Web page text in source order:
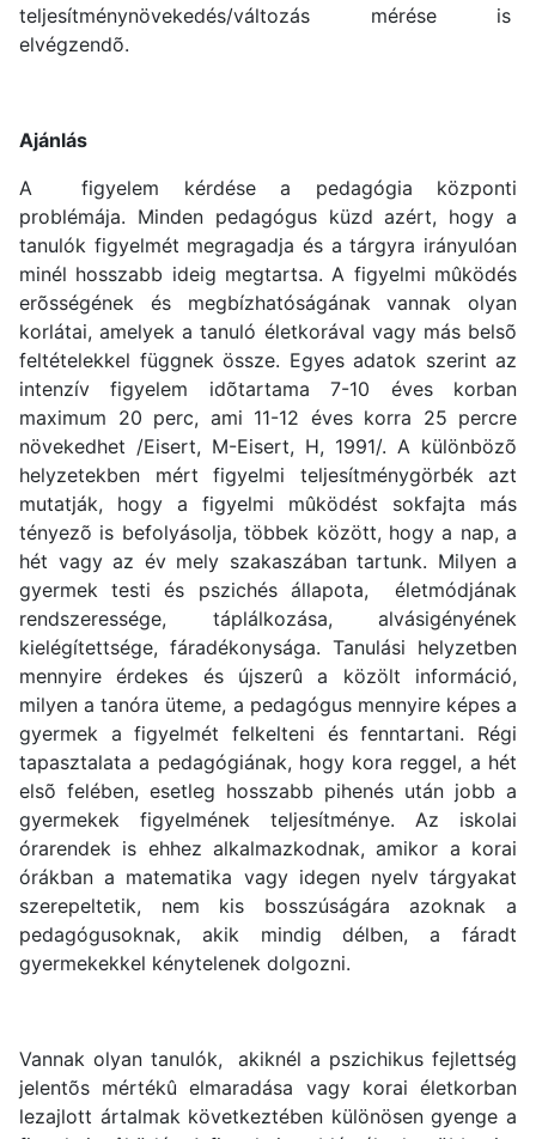
teljesítménynövekedés/változás mérése is
elvégzendõ.
Ajánlás
A figyelem kérdése a pedagógia központi
problémája. Minden pedagógus küzd azért, hogy a
tanulók figyelmét megragadja és a tárgyra irányulóan
minél hosszabb ideig megtartsa. A figyelmi mûködés
erõsségének és megbízhatóságának vannak olyan
korlátai, amelyek a tanuló életkorával vagy más belsõ
feltételekkel függnek össze. Egyes adatok szerint az
intenzív figyelem idõtartama 7-10 éves korban
maximum 20 perc, ami 11-12 éves korra 25 percre
növekedhet /Eisert, M-Eisert, H, 1991/. A különbözõ
helyzetekben mért figyelmi teljesítménygörbék azt
mutatják, hogy a figyelmi mûködést sokfajta más
tényezõ is befolyásolja, többek között, hogy a nap, a
hét vagy az év mely szakaszában tartunk. Milyen a
gyermek testi és pszichés állapota, életmódjának
rendszeressége, táplálkozása, alvásigényének
kielégítettsége, fáradékonysága. Tanulási helyzetben
mennyire érdekes és újszerû a közölt információ,
milyen a tanóra üteme, a pedagógus mennyire képes a
gyermek a figyelmét felkelteni és fenntartani. Régi
tapasztalata a pedagógiának, hogy kora reggel, a hét
elsõ felében, esetleg hosszabb pihenés után jobb a
gyermekek figyelmének teljesítménye. Az iskolai
órarendek is ehhez alkalmazkodnak, amikor a korai
órákban a matematika vagy idegen nyelv tárgyakat
szerepeltetik, nem kis bosszúságára azoknak a
pedagógusoknak, akik mindig délben, a fáradt
gyermekekkel kénytelenek dolgozni.
Vannak olyan tanulók, akiknél a pszichikus fejlettség
jelentõs mértékû elmaradása vagy korai életkorban
lezajlott ártalmak következtében különösen gyenge a